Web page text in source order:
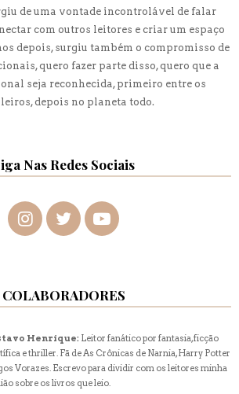
de uma vontade incontrolável de falar
com outros leitores e criar um espaço
depois, surgiu também o compromisso de
quero fazer parte disso, quero que a
seja reconhecida, primeiro entre os
depois no planeta todo.
Nas Redes Sociais
COLABORADORES
Henrique: Leitor fanático por fantasia, ficção
e thriller. Fã de As Crônicas de Narnia, Harry Potter
Vorazes. Escrevo para dividir com os leitores minha
sobre os livros que leio.